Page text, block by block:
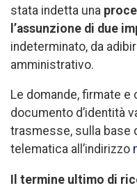
stata indetta una
l’assunzione di due
indeterminato, da
amministrativo.
Le domande, firmate e
documento d’identità
trasmesse, sulla base
telematica all’indirizzo
Il termine ultimo di